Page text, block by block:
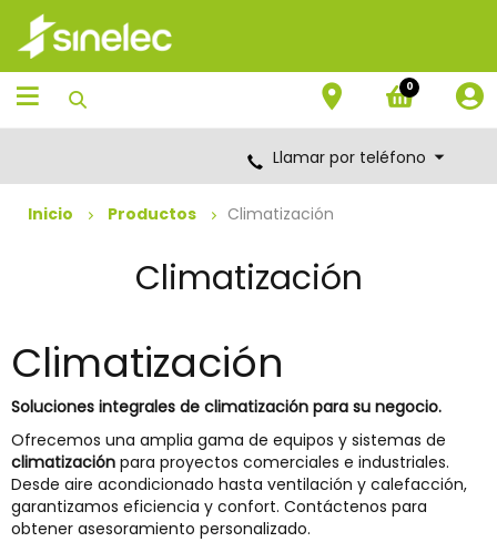
Saltar
contenido
Saltar
menú
de
navegación
0
Llamar por teléfono
Inicio Productos Climatización
Climatización
Climatización
Soluciones integrales de climatización para su negocio.
Ofrecemos una amplia gama de equipos y sistemas de
climatización para proyectos comerciales e industriales.
Desde aire acondicionado hasta ventilación y calefacción,
garantizamos eficiencia y confort. Contáctenos para
obtener asesoramiento personalizado.